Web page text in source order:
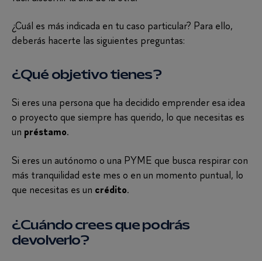
¿Cuál es más indicada en tu caso particular? Para ello,
deberás hacerte las siguientes preguntas:
¿Qué objetivo tienes?
Si eres una persona que ha decidido emprender esa idea
o proyecto que siempre has querido, lo que necesitas es
un préstamo.
Si eres un autónomo o una PYME que busca respirar con
más tranquilidad este mes o en un momento puntual, lo
que necesitas es un crédito.
¿Cuándo crees que podrás
devolverlo?